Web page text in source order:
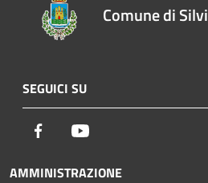
Comune di Silvi
SEGUICI SU
Facebook
AMMINISTRAZIONE